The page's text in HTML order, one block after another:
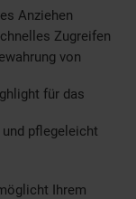
Anziehen
Zugreifen
von
für das
pflegeleicht
Ihrem